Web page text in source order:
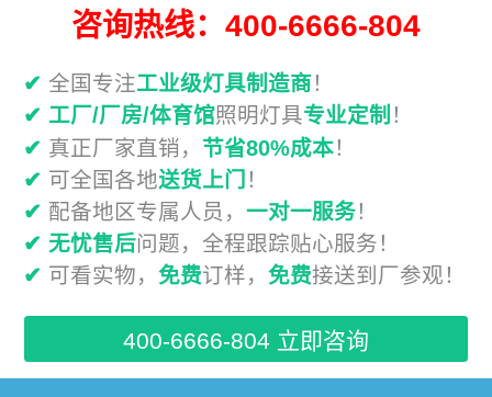
咨询热线：400-6666-804
✔ 全国专注工业级灯具制造商！
✔ 工厂/厂房/体育馆照明灯具专业定制 ！
✔ 真正厂家直销， 节省80%成本！
✔ 可全国各地送货上门 ！
✔ 配备地区专属人员， 一对一服务！
✔ 无忧售后问题，全程跟踪贴心服务！
✔ 可看实物， 免费订样， 免费接送到厂参观！
400-6666-804 立即咨询